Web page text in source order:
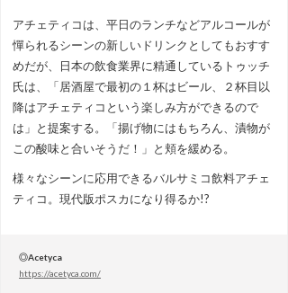
アチェティコは、平日のランチなどアルコールが
憚られるシーンの新しいドリンクとしてもおすす
めだが、日本の飲食業界に精通しているトゥッチ
氏は、「居酒屋で最初の１杯はビール、２杯目以
降はアチェティコという楽しみ方ができるので
は」と提案する。「揚げ物にはもちろん、漬物が
この酸味と合いそうだ！」と頬を緩める。
様々なシーンに応用できるバルサミコ飲料アチェ
ティコ。現代版ポスカになり得るか!?
◎Acetyca
https://acetyca.com/